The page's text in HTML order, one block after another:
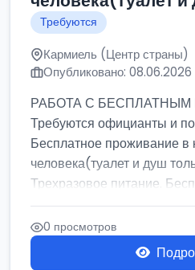
Требуются
Кармиель (Центр страны)
Опубликовано: 08.06.2026
РАБОТА С
Требуются официанты и
Бесплатное проживание в
человека(туалет и душ
Трехразовое питание.
0 просмотров